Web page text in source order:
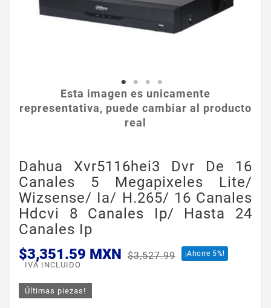
Esta imagen es unicamente
representativa, puede cambiar al producto
real
Dahua Xvr5116hei3 Dvr De 16
Canales 5 Megapixeles Lite/
Wizsense/ Ia/ H.265/ 16 Canales
Hdcvi 8 Canales Ip/ Hasta 24
Canales Ip
$3,351.59 MXN $3,527.99 ¡Ahorre 5%!
IVA INCLUIDO
Últimas piezas!